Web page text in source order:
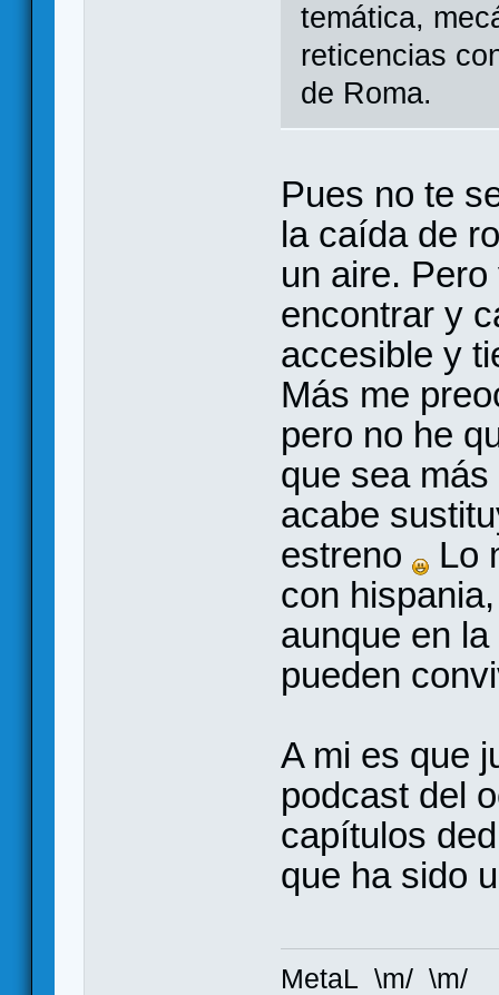
temática,
reticencias
de Roma.
Pues no te
la caída de
un aire.
encontrar y
accesible y
Más me
pero no he
que sea
acabe
estreno
Lo
con
aunque en
pueden
A mi es que
podcast del
capítulos
que ha sido
MetaL \m/ \m/